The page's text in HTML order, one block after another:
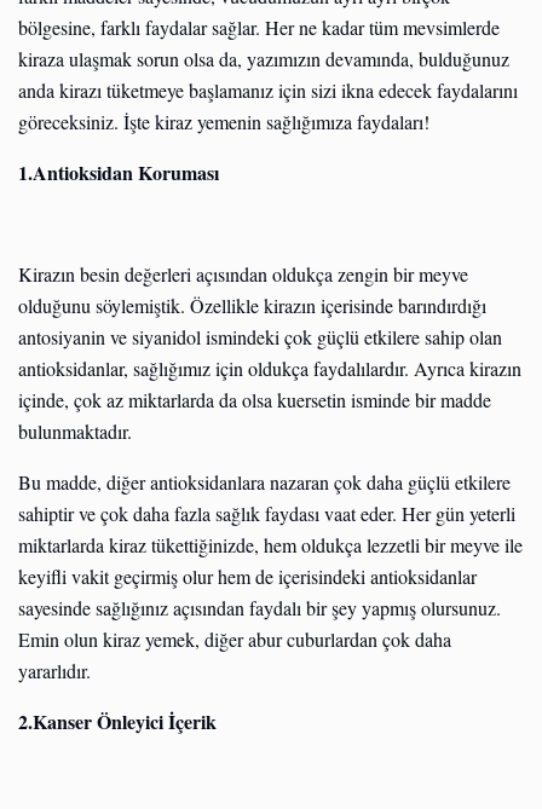
bölgesine, farklı faydalar sağlar. Her ne kadar tüm mevsimlerde
kiraza ulaşmak sorun olsa da, yazımızın devamında, bulduğunuz
anda kirazı tüketmeye başlamanız için sizi ikna edecek faydalarını
göreceksiniz. İşte kiraz yemenin sağlığımıza faydaları!
1.Antioksidan Koruması
Kirazın besin değerleri açısından oldukça zengin bir meyve
olduğunu söylemiştik. Özellikle kirazın içerisinde barındırdığı
antosiyanin ve siyanidol ismindeki çok güçlü etkilere sahip olan
antioksidanlar, sağlığımız için oldukça faydalılardır. Ayrıca kirazın
içinde, çok az miktarlarda da olsa kuersetin isminde bir madde
bulunmaktadır.
Bu madde, diğer antioksidanlara nazaran çok daha güçlü etkilere
sahiptir ve çok daha fazla sağlık faydası vaat eder. Her gün yeterli
miktarlarda kiraz tükettiğinizde, hem oldukça lezzetli bir meyve ile
keyifli vakit geçirmiş olur hem de içerisindeki antioksidanlar
sayesinde sağlığınız açısından faydalı bir şey yapmış olursunuz.
Emin olun kiraz yemek, diğer abur cuburlardan çok daha
yararlıdır.
2.Kanser Önleyici İçerik